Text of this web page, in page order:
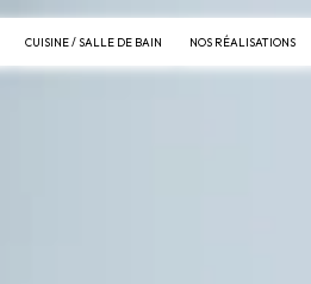
CUISINE / SALLE DE BAIN NOS RÉALISATIONS